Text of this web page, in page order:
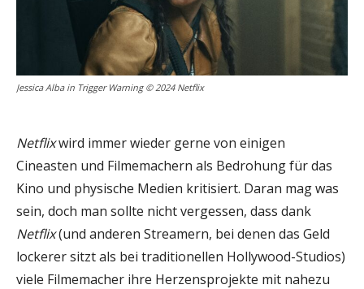
Jessica Alba in Trigger Warning © 2024 Netflix
Netflixwird immer wieder gerne von einigen
Cineasten und Filmemachern als Bedrohung für das
Kino und physische Medien kritisiert. Daran mag was
sein, doch man sollte nicht vergessen, dass dank
Netflix(und anderen Streamern, bei denen das Geld
lockerer sitzt als bei traditionellen Hollywood-Studios)
viele Filmemacher ihre Herzensprojekte mit nahezu